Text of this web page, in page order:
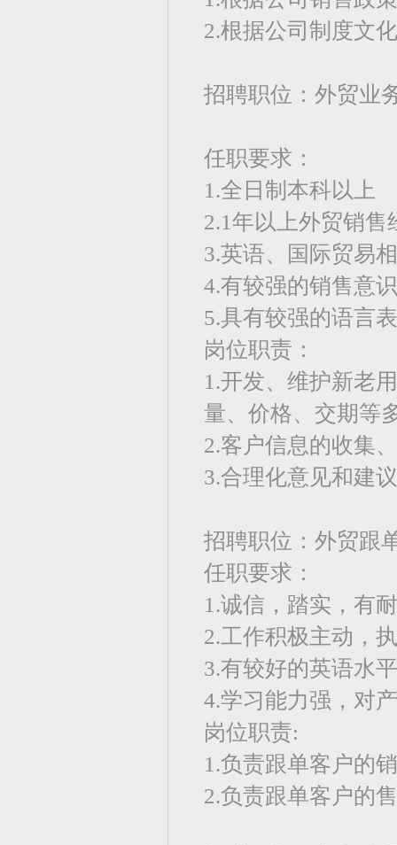
2.根据公司制度文
招聘职位：外贸业
任职要求：
1.全日制本科以上
2.1年以上外贸销
3.英语、国际贸易
4.有较强的销售意
5.具有较强的语言
岗位职责：
1.开发、维护新老
量、价格、交期等
2.客户信息的收集
3.合理化意见和建
招聘职位：外贸跟
任职要求：
1.诚信，踏实，有
2.工作积极主动，
3.有较好的英语水
4.学习能力强，对
岗位职责:
1.负责跟单客户的
2.负责跟单客户的